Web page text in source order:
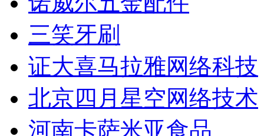
三笑牙刷
证大喜马拉雅网络科技
北京四月星空网络技术
河南卡萨米亚食品